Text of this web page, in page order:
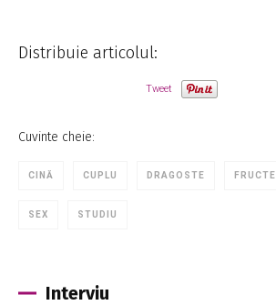
Distribuie articolul:
Tweet
Cuvinte cheie:
CINĂ CUPLU DRAGOSTE FRUCTE
SEX STUDIU
Interviu